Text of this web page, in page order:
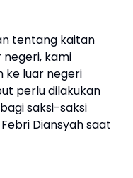
tentang kaitan
negeri, kami
ke luar negeri
perlu dilakukan
saksi-saksi
Diansyah saat